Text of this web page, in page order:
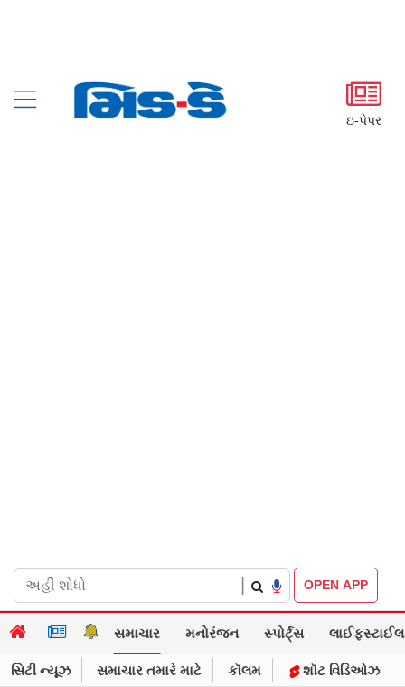
ઇ-પેપર
OPEN APP
સમાચાર મનોરંજન સ્પોર્ટ્સ લાઈફસ્ટાઈલ
સિટી ન્યૂઝ સમાચાર તમારે માટે કૉલમ શૉટ વિડિઓઝ